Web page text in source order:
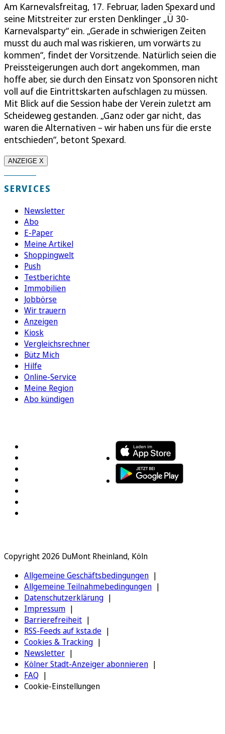
Am Karnevalsfreitag, 17. Februar, laden Spexard und
seine Mitstreiter zur ersten Denklinger „Ü 30-
Karnevalsparty“ ein. „Gerade in schwierigen Zeiten
musst du auch mal was riskieren, um vorwärts zu
kommen“, findet der Vorsitzende. Natürlich seien die
Preissteigerungen auch dort angekommen, man
hoffe aber, sie durch den Einsatz von Sponsoren nicht
voll auf die Eintrittskarten aufschlagen zu müssen.
Mit Blick auf die Session habe der Verein zuletzt am
Scheideweg gestanden. „Ganz oder gar nicht, das
waren die Alternativen – wir haben uns für die erste
entschieden“, betont Spexard.
ANZEIGE X
SERVICES
Newsletter
Abo
E-Paper
Meine Artikel
Shoppingwelt
Push
Testberichte
Immobilien
Jobbörse
Wir trauern
Anzeigen
Kiosk
Vergleichsrechner
Bütz Mich
Hilfe
Online-Service
Meine Region
Abo kündigen
Copyright 2026 DuMont Rheinland, Köln
Allgemeine Geschäftsbedingungen
Allgemeine Teilnahmebedingungen
Datenschutzerklärung
Impressum
Barrierefreiheit
RSS-Feeds auf ksta.de
Cookies & Tracking
Newsletter
Kölner Stadt-Anzeiger abonnieren
FAQ
Cookie-Einstellungen